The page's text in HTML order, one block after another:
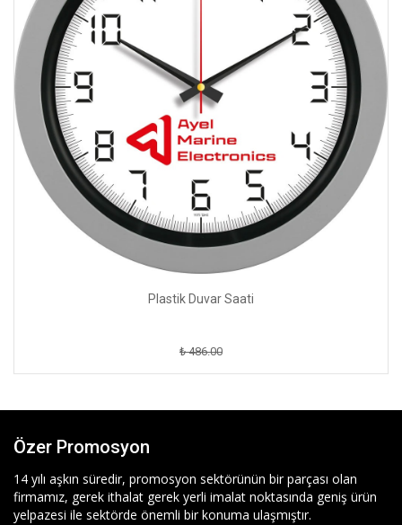
Plastik Duvar Saati
₺ 486.00
Özer Promosyon
14 yılı aşkın süredir, promosyon sektörünün bir parçası olan
firmamız, gerek ithalat gerek yerli imalat noktasında geniş ürün
yelpazesi ile sektörde önemli bir konuma ulaşmıştır.